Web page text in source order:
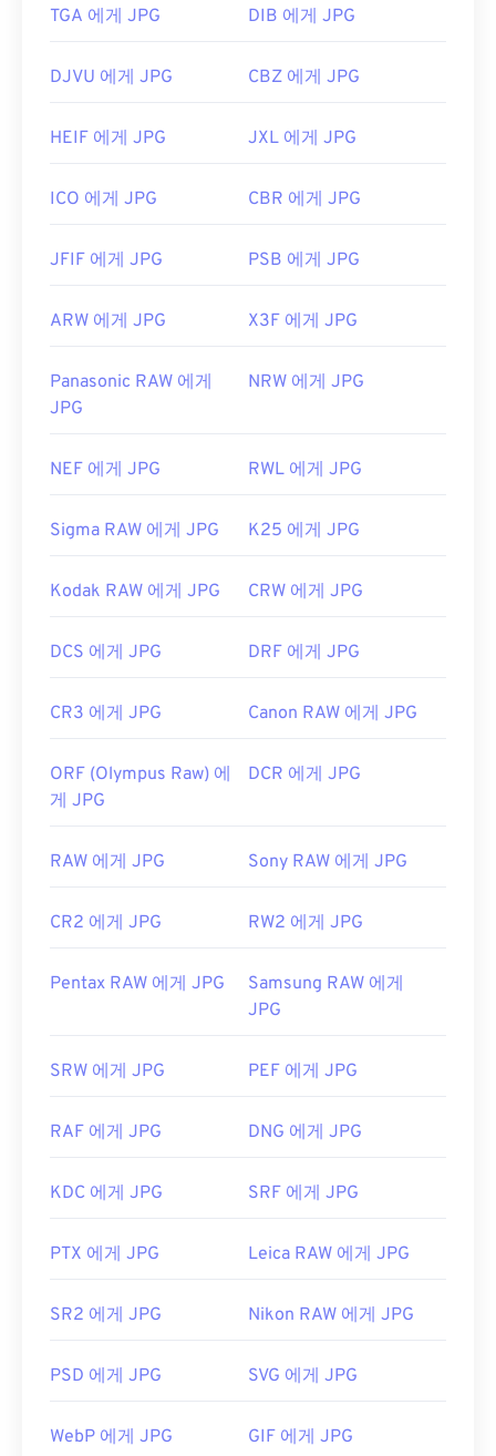
TGA 에게 JPG DIB 에게 JPG
DJVU 에게 JPG CBZ 에게 JPG
HEIF 에게 JPG JXL 에게 JPG
ICO 에게 JPG CBR 에게 JPG
JFIF 에게 JPG PSB 에게 JPG
ARW 에게 JPG X3F 에게 JPG
Panasonic RAW 에게
JPG
NRW 에게 JPG
NEF 에게 JPG RWL 에게 JPG
Sigma RAW 에게 JPG K25 에게 JPG
Kodak RAW 에게 JPG CRW 에게 JPG
DCS 에게 JPG DRF 에게 JPG
CR3 에게 JPG Canon RAW 에게 JPG
ORF (Olympus Raw) 에
게 JPG
DCR 에게 JPG
RAW 에게 JPG Sony RAW 에게 JPG
CR2 에게 JPG RW2 에게 JPG
Pentax RAW 에게 JPG
Samsung RAW 에게
JPG
SRW 에게 JPG PEF 에게 JPG
RAF 에게 JPG DNG 에게 JPG
KDC 에게 JPG SRF 에게 JPG
PTX 에게 JPG Leica RAW 에게 JPG
SR2 에게 JPG Nikon RAW 에게 JPG
PSD 에게 JPG SVG 에게 JPG
WebP 에게 JPG GIF 에게 JPG